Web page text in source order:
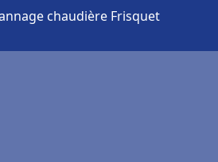
chaudière Frisquet